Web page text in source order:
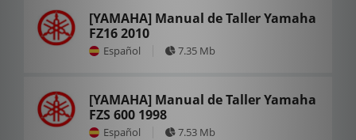
[YAMAHA] Manual de Taller Yamaha
FZ16 2010
Español 7.35 Mb
[YAMAHA] Manual de Taller Yamaha
FZS 600 1998
Español 7.53 Mb